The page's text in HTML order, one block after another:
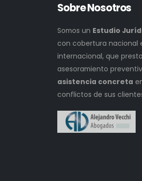
Sobre Nosotros
Somos un Estudio
con cobertura nacional
internacional, que presta
asesoramiento
asistencia concreta
conflictos de sus